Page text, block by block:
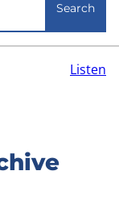
Search
Listen